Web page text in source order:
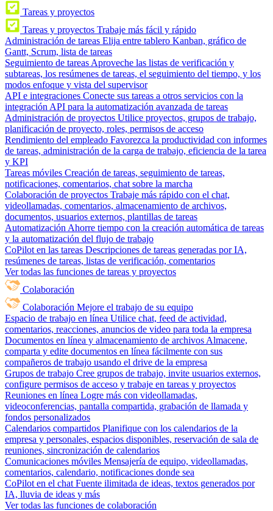
Tareas y proyectos
Tareas y proyectos Trabaje más fácil y rápido
Administración de tareas Elija entre tablero Kanban, gráfico de
Gantt, Scrum, lista de tareas
Seguimiento de tareas Aproveche las listas de verificación y
subtareas, los resúmenes de tareas, el seguimiento del tiempo, y los
modos enfoque y vista del supervisor
API e integraciones Conecte sus tareas a otros servicios con la
integración API para la automatización avanzada de tareas
Administración de proyectos Utilice proyectos, grupos de trabajo,
planificación de proyecto, roles, permisos de acceso
Rendimiento del empleado Favorezca la productividad con informes
de tareas, administración de la carga de trabajo, eficiencia de la tarea
y KPI
Tareas móviles Creación de tareas, seguimiento de tareas,
notificaciones, comentarios, chat sobre la marcha
Colaboración de proyectos Trabaje más rápido con el chat,
videollamadas, comentarios, almacenamiento de archivos,
documentos, usuarios externos, plantillas de tareas
Automatización Ahorre tiempo con la creación automática de tareas
y la automatización del flujo de trabajo
CoPilot en las tareas Descripciones de tareas generadas por IA,
resúmenes de tareas, listas de verificación, comentarios
Ver todas las funciones de tareas y proyectos
Colaboración
Colaboración Mejore el trabajo de su equipo
Espacio de trabajo en línea Utilice chat, feed de actividad,
comentarios, reacciones, anuncios de video para toda la empresa
Documentos en línea y almacenamiento de archivos Almacene,
comparta y edite documentos en línea fácilmente con sus
compañeros de trabajo usando el drive de la empresa
Grupos de trabajo Cree grupos de trabajo, invite usuarios externos,
configure permisos de acceso y trabaje en tareas y proyectos
Reuniones en línea Logre más con videollamadas,
videoconferencias, pantalla compartida, grabación de llamada y
fondos personalizados
Calendarios compartidos Planifique con los calendarios de la
empresa y personales, espacios disponibles, reservación de sala de
reuniones, sincronización de calendarios
Comunicaciones móviles Mensajería de equipo, videollamadas,
comentarios, calendario, notificaciones donde sea
CoPilot en el chat Fuente ilimitada de ideas, textos generados por
IA, lluvia de ideas y más
Ver todas las funciones de colaboración